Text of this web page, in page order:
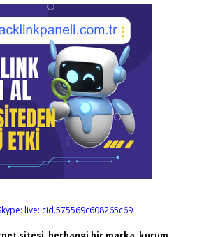
live:.cid.575569c608265c69